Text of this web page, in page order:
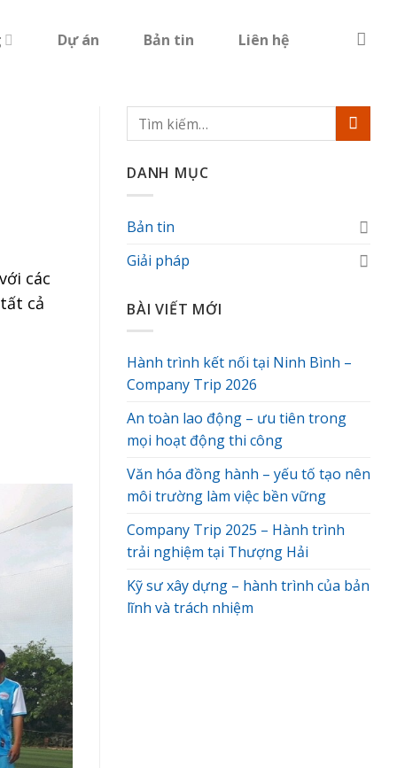
Dự án Bản tin Liên hệ
các
cả
DANH MỤC
Bản tin
Giải pháp
BÀI VIẾT MỚI
Hành trình kết nối tại Ninh Bình –
Company Trip 2026
An toàn lao động – ưu tiên trong
mọi hoạt động thi công
Văn hóa đồng hành – yếu tố tạo nên
môi trường làm việc bền vững
Company Trip 2025 – Hành trình
trải nghiệm tại Thượng Hải
Kỹ sư xây dựng – hành trình của bản
lĩnh và trách nhiệm